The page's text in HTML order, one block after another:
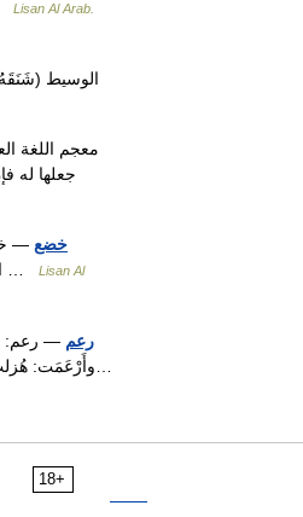
Lisan Al Arab.
جعلها له
خضع —
Lisan Al
رعم — رعم:
وأَرْعَمَت:
18+